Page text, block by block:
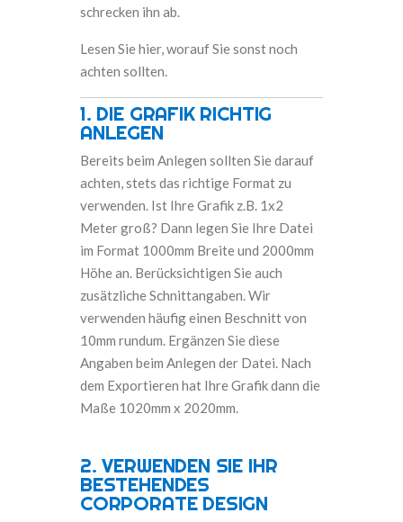
schrecken ihn ab.
Lesen Sie hier, worauf Sie sonst noch
achten sollten.
1. DIE GRAFIK RICHTIG
ANLEGEN
Bereits beim Anlegen sollten Sie darauf
achten, stets das richtige Format zu
verwenden. Ist Ihre Grafik z.B. 1x2
Meter groß? Dann legen Sie Ihre Datei
im Format 1000mm Breite und 2000mm
Höhe an. Berücksichtigen Sie auch
zusätzliche Schnittangaben. Wir
verwenden häufig einen Beschnitt von
10mm rundum. Ergänzen Sie diese
Angaben beim Anlegen der Datei. Nach
dem Exportieren hat Ihre Grafik dann die
Maße 1020mm x 2020mm.
2.VERWENDEN SIE IHR
BESTEHENDES
CORPORATE DESIGN